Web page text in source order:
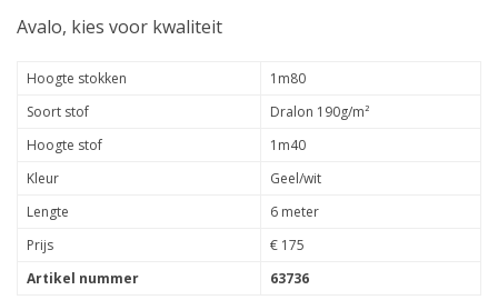
Avalo, kies voor kwaliteit
Hoogte stokken
1m80
Soort stof
Dralon 190g/m²
Hoogte stof
1m40
Kleur
Geel/wit
Lengte
6 meter
Prijs
€ 175
Artikel nummer
63736